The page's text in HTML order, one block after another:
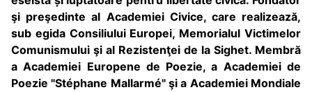
şi preşedinte al Academiei Civice, care realizează,
sub egida Consiliului Europei, Memorialul Victimelor
Comunismului şi al Rezistenţei de la Sighet. Membră
a Academiei Europene de Poezie, a Academiei de
Poezie "Stéphane Mallarmé" şi a Academiei Mondiale